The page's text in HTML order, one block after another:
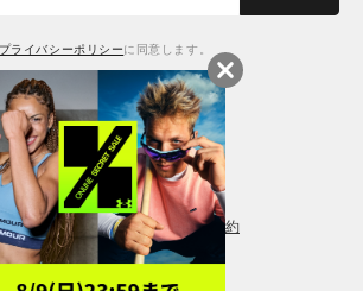
プライバシーポリシーに同意します。
法に基づく通販の表記 会員規約
シーポリシー